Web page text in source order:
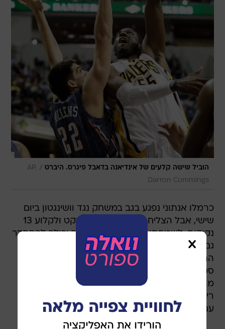
הוביל שישה קלעים של אינדיאנה בדאבל פיגרס. היברט /
AP,
Darron Cummings
כרמלו אנתוני נפגע בגב במשחק נגד וושינגטון ביום
שישי, אבל הצליח לעלות הלילה לפרקט ולקלוע 13
נקודות. לשמחתו, הקבוצה שלו הייתה יכולה להסתדר
גם בלעדיו. רבע שני של 18:39 לניקס עשה את
ההבדל ובדיעבד חתם את המשחק. אמארה
ריבאונדים. ברנדון נייט הוליך את הפיסטונס החלשים
עם 19 נקודות וגרג מונרו קלע 15.